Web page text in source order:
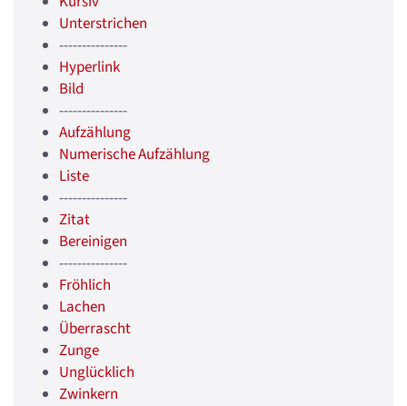
Unterstrichen
---------------
Hyperlink
Bild
---------------
Aufzählung
Numerische Aufzählung
Liste
---------------
Zitat
Bereinigen
---------------
Fröhlich
Lachen
Überrascht
Zunge
Unglücklich
Zwinkern